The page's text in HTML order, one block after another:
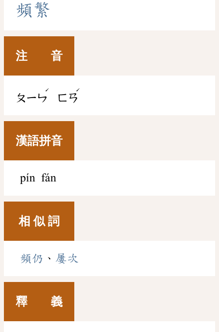
頻繁
注 音
ㄆㄧㄣ
ˊ
ㄈㄢ
ˊ
漢語拼音
pín fán
相 似 詞
頻仍 、 屢次
釋 義